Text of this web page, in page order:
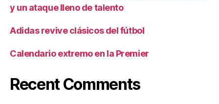
y un ataque lleno de talento
Adidas revive clásicos del fútbol
Calendario extremo en la Premier
Recent Comments